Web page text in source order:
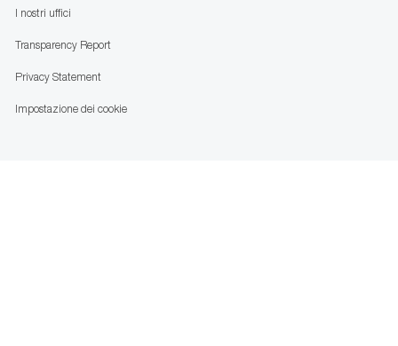
I nostri uffici
Transparency Report
Privacy Statement
Impostazione dei cookie